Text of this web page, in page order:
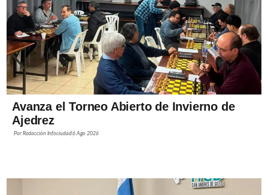
Avanza el Torneo Abierto de Invierno de
Ajedrez
PorRedacción Infociudad6 Ago 2026